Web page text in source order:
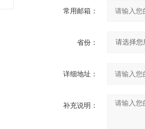
常用邮箱：
省份：
详细地址：
补充说明：